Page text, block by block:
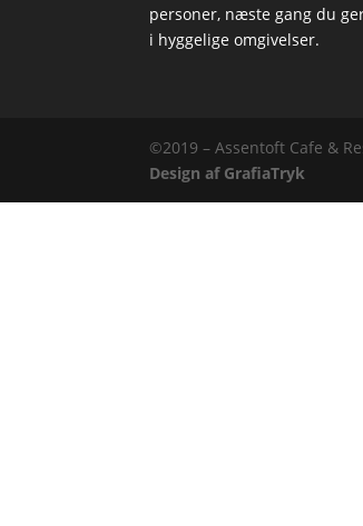
personer, næste gang du
i hyggelige omgivelser.
©2019 – Assentoft Cafe &
Design af GrafiaTryk